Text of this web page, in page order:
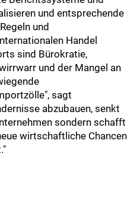
und entsprechende
und
Handel
sind Bürokratie,
und der Mangel an
sagt
abzubauen, senkt
sondern schafft
wirtschaftliche Chancen